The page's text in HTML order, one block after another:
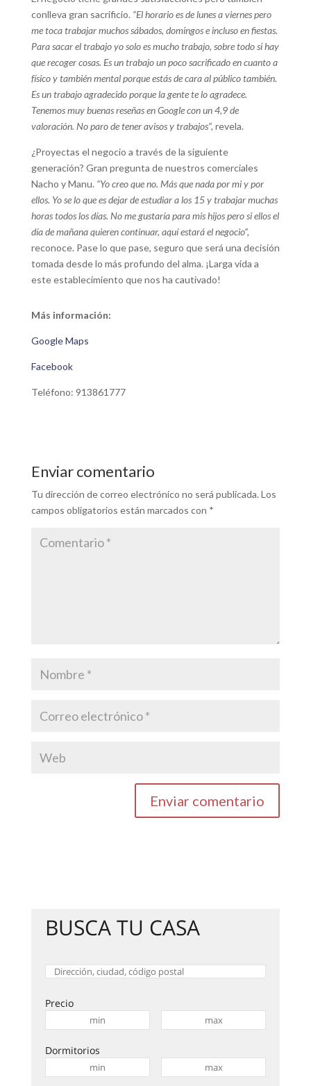
conlleva gran sacrificio. “El horario es de lunes a viernes pero
me toca trabajar muchos sábados, domingos e incluso en fiestas.
Para sacar el trabajo yo solo es mucho trabajo, sobre todo si hay
que recoger cosas. Es un trabajo un poco sacrificado en cuanto a
físico y también mental porque estás de cara al público también.
Es un trabajo agradecido porque la gente te lo agradece.
Tenemos muy buenas reseñas en Google con un 4,9 de
valoración. No paro de tener avisos y trabajos”, revela.
¿Proyectas el negocio a través de la siguiente
generación? Gran pregunta de nuestros comerciales
Nacho y Manu. “Yo creo que no. Más que nada por mi y por
ellos. Yo se lo que es dejar de estudiar a los 15 y trabajar muchas
horas todos los días. No me gustaría para mis hijos pero si ellos el
día de mañana quieren continuar, aquí estará el negocio”,
reconoce. Pase lo que pase, seguro que será una decisión
tomada desde lo más profundo del alma. ¡Larga vida a
este establecimiento que nos ha cautivado!
Más información:
Google Maps
Facebook
Teléfono: 913861777
Enviar comentario
Tu dirección de correo electrónico no será publicada. Los
campos obligatorios están marcados con *
BUSCA TU CASA
Precio
Dormitorios